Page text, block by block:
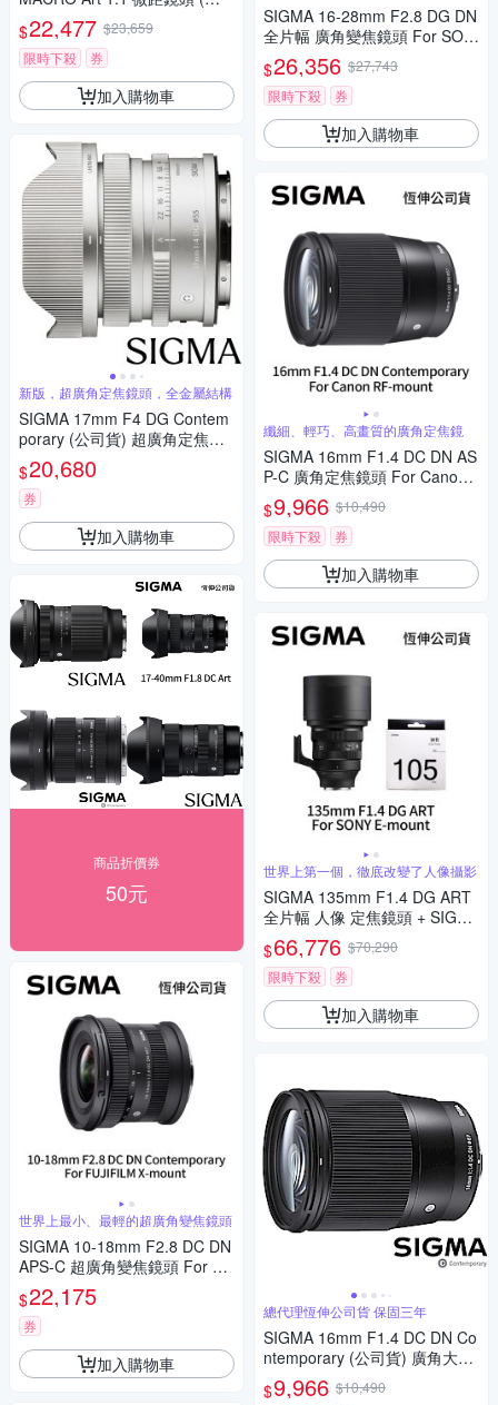
司貨) 望遠定焦鏡頭 全片幅無
反微單眼鏡頭
$22,477 $23,659
限時下殺
券
加入購物車
新版，超廣角定焦鏡頭，全金屬結構
SIGMA 17mm F4 DG Contem
porary (公司貨) 超廣角定焦鏡 i
系列 全片幅微單眼鏡頭
$20,680
券
加入購物車
商品折價券
50元
世界上最小、最輕的超廣角變焦鏡頭
SIGMA 10-18mm F2.8 DC DN
APS-C 超廣角變焦鏡頭 For Fuj
ifilm X-mount (公司貨)
$22,175
券
加入購物車
SIGMA 16-28mm F2.8 DG DN
全片幅 廣角變焦鏡頭 For SON
Y E-mount (公司貨)
$26,356 $27,743
限時下殺
券
加入購物車
纖細、輕巧、高畫質的廣角定焦鏡
SIGMA 16mm F1.4 DC DN AS
P-C 廣角定焦鏡頭 For Canon
RF-mount (公司貨)
$9,966 $10,490
限時下殺
券
加入購物車
世界上第一個，徹底改變了人像攝影
SIGMA 135mm F1.4 DG ART
全片幅 人像 定焦鏡頭 + SIGM
A WR UV 105mm 保護鏡 For
SONY E-mount (公司貨)
$66,776 $70,290
限時下殺
券
加入購物車
總代理恆伸公司貨 保固三年
SIGMA 16mm F1.4 DC DN Co
ntemporary (公司貨) 廣角大光
圈定焦鏡 人像鏡 APS-C 無反微
單眼專用鏡頭
$9,966 $10,490